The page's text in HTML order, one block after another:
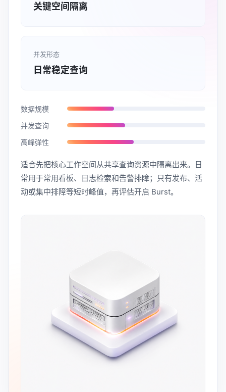
关键空间隔离
并发形态
日常稳定查询
数据规模
并发查询
高峰弹性
适合先把核心工作空间从共享查询资源中隔离出来。日
常用于常用看板、日志检索和告警排障；只有发布、活
动或集中排障等短时峰值，再评估开启 Burst。